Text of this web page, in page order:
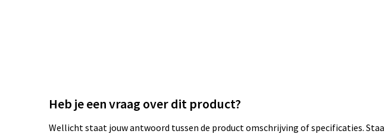
Heb je een vraag over dit product?
Wellicht staat jouw antwoord tussen de product omschrijving of specificaties.